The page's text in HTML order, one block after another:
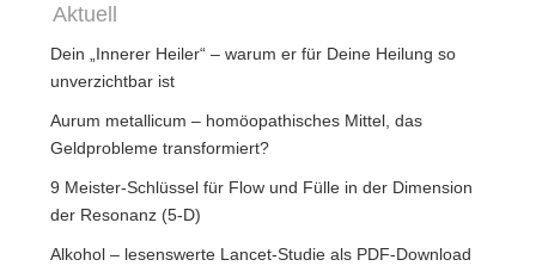
Aktuell
Dein „Innerer Heiler“ – warum er für Deine Heilung so
unverzichtbar ist
Aurum metallicum – homöopathisches Mittel, das
Geldprobleme transformiert?
9 Meister-Schlüssel für Flow und Fülle in der Dimension
der Resonanz (5-D)
Alkohol – lesenswerte Lancet-Studie als PDF-Download